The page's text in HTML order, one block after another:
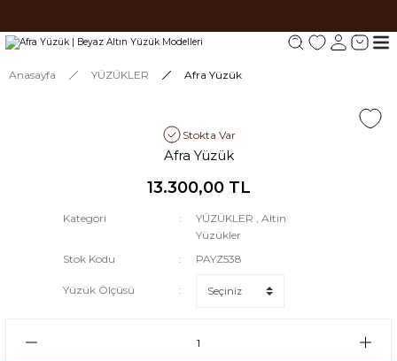
Tüm siparişlerde 1000 TL ve üzeri ücretsiz kargo. #3
Anasayfa YÜZÜKLER Afra Yüzük
Stokta Var
Afra Yüzük
13.300,00 TL
Kategori YÜZÜKLER ,Altın
Yüzükler
Stok Kodu
PAYZ538
Yüzük Ölçüsü